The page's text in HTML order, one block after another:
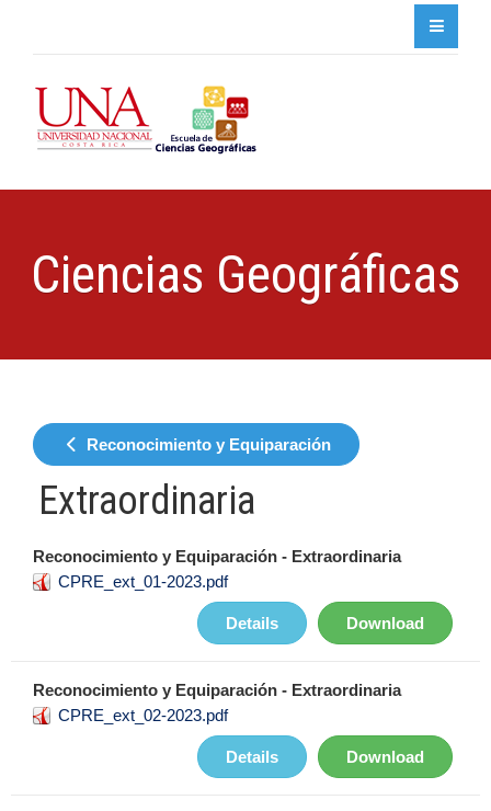
Ciencias Geográficas
Reconocimiento y Equiparación
Extraordinaria
Reconocimiento y Equiparación - Extraordinaria
CPRE_ext_01-2023.pdf
Download
Details
Reconocimiento y Equiparación - Extraordinaria
CPRE_ext_02-2023.pdf
Download
Details